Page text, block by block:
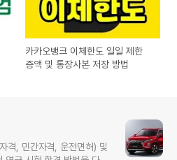
카카오뱅크 이체한도 일일 제한
증액 및 통장사본 저장 방법
격, 민간자격, 운전면허) 및